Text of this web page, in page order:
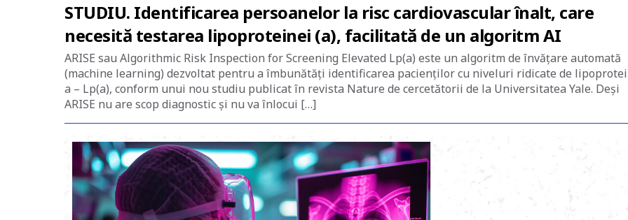
STUDIU. Identificarea persoanelor la risc cardiovascular înalt, care
necesită testarea lipoproteinei (a), facilitată de un algoritm AI
ARISE sau Algorithmic Risk Inspection for Screening Elevated Lp(a) este un algoritm de învățare automată
(machine learning) dezvoltat pentru a îmbunătăți identificarea pacienților cu niveluri ridicate de
a – Lp(a), conform unui nou studiu publicat în revista Nature de cercetătorii de la Universitatea Yale. Deși
ARISE nu are scop diagnostic și nu va înlocui […]